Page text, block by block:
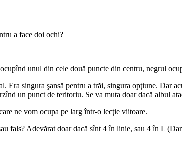
a face doi ochi?
unul din cele două puncte din centru, negrul
Era singura şansă pentru a trăi, singura opţiune. Dar
un punct de teritoriu. Se va muta doar dacă albul
ne vom ocupa pe larg într-o lecţie viitoare.
fals? Adevărat doar dacă sînt 4 în linie, sau 4 în L